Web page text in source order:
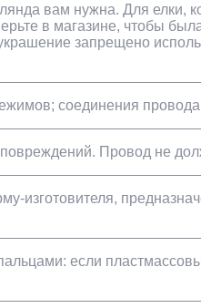
вам нужна. Для елки,
в магазине, чтобы
запрещено
соединения
Провод не
изготовителя,
если